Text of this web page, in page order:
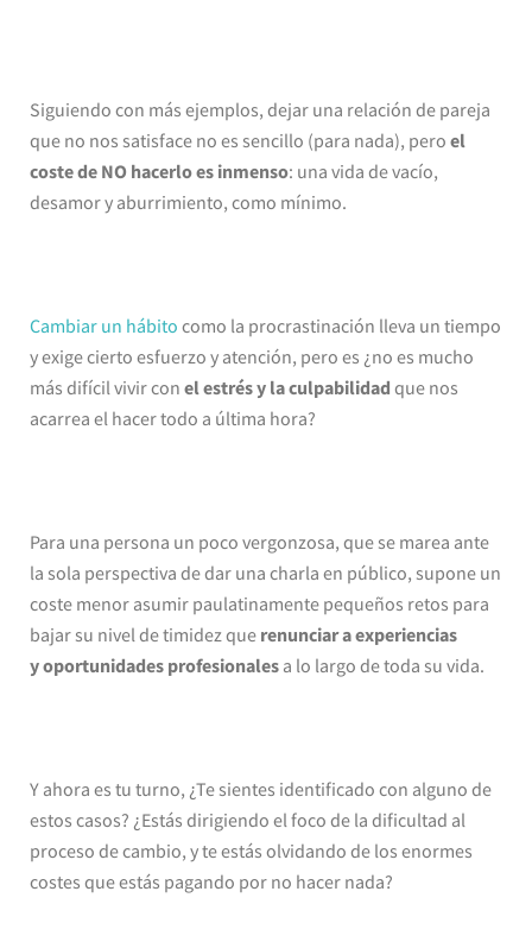
Siguiendo con más ejemplos, dejar una relación de pareja
que no nos satisface no es sencillo (para nada), pero el
coste de NO hacerlo es inmenso: una vida de vacío,
desamor y aburrimiento, como mínimo.
Cambiar un hábito como la procrastinación lleva un tiempo
y exige cierto esfuerzo y atención, pero es ¿no es mucho
más difícil vivir con el estrés y la culpabilidad que nos
acarrea el hacer todo a última hora?
Para una persona un poco vergonzosa, que se marea ante
la sola perspectiva de dar una charla en público, supone un
coste menor asumir paulatinamente pequeños retos para
bajar su nivel de timidez que renunciar a experiencias
y oportunidades profesionales a lo largo de toda su vida.
Y ahora es tu turno, ¿Te sientes identificado con alguno de
estos casos? ¿Estás dirigiendo el foco de la dificultad al
proceso de cambio, y te estás olvidando de los enormes
costes que estás pagando por no hacer nada?